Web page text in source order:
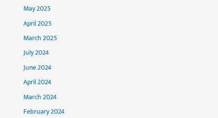
May 2025
April 2025
March 2025
July 2024
June 2024
April 2024
March 2024
February 2024